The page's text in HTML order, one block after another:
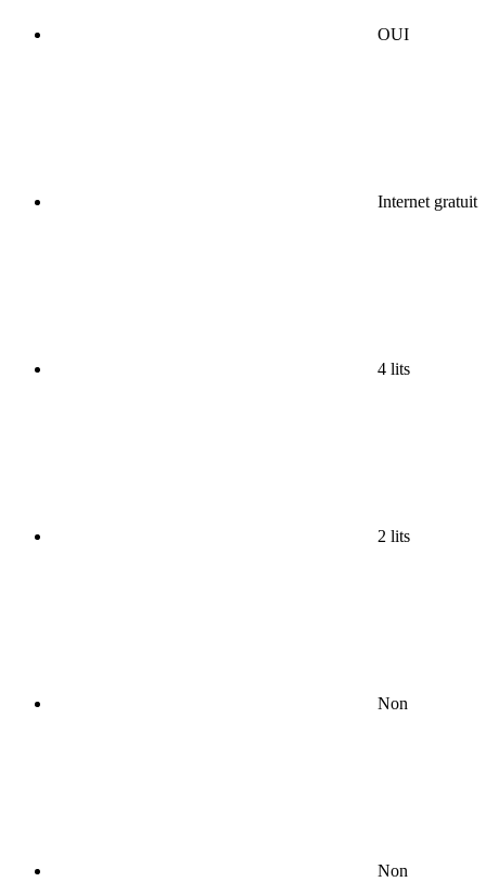
OUI
Internet gratuit
4 lits
2 lits
Non
Non